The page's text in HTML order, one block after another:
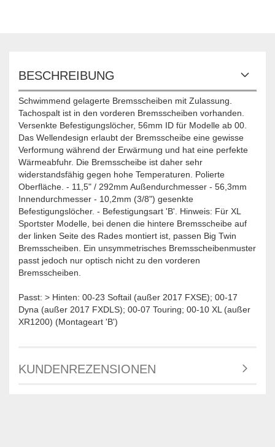
BESCHREIBUNG
Schwimmend gelagerte Bremsscheiben mit Zulassung.
Tachospalt ist in den vorderen Bremsscheiben vorhanden.
Versenkte Befestigungslöcher, 56mm ID für Modelle ab 00.
Das Wellendesign erlaubt der Bremsscheibe eine gewisse
Verformung während der Erwärmung und hat eine perfekte
Wärmeabfuhr. Die Bremsscheibe ist daher sehr
widerstandsfähig gegen hohe Temperaturen. Polierte
Oberfläche. - 11,5" / 292mm Außendurchmesser - 56,3mm
Innendurchmesser - 10,2mm (3/8") gesenkte
Befestigungslöcher. - Befestigungsart 'B'. Hinweis: Für XL
Sportster Modelle, bei denen die hintere Bremsscheibe auf
der linken Seite des Rades montiert ist, passen Big Twin
Bremsscheiben. Ein unsymmetrisches Bremsscheibenmuster
passt jedoch nur optisch nicht zu den vorderen
Bremsscheiben.
Passt: > Hinten: 00-23 Softail (außer 2017 FXSE); 00-17
Dyna (außer 2017 FXDLS); 00-07 Touring; 00-10 XL (außer
XR1200) (Montageart 'B')
KUNDENREZENSIONEN